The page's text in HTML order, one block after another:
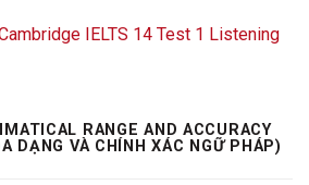
IELTS 14 Test 1 Listening
RANGE AND ACCURACY
DẠNG VÀ CHÍNH XÁC NGỮ PHÁP)